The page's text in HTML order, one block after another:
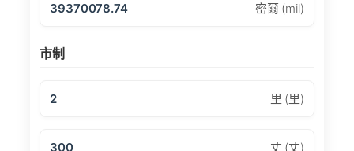
39370078.74 密爾 (mil)
市制
2 里 (里)
300 丈 (丈)